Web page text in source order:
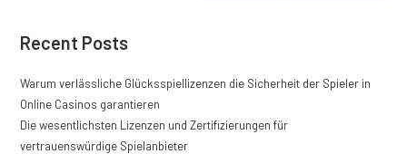
Recent Posts
Warum verlässliche Glücksspiellizenzen die Sicherheit der Spieler in
Online Casinos garantieren
Die wesentlichsten Lizenzen und Zertifizierungen für
vertrauenswürdige Spielanbieter